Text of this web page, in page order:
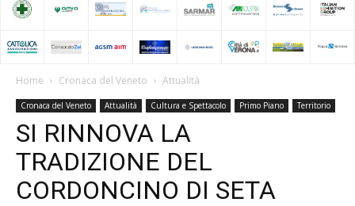
del
Veneto
Home Cronaca del Veneto Attualità
Cronaca del Veneto Attualità Cultura e Spettacolo Primo Piano Territorio
SI RINNOVA LA
TRADIZIONE DEL
CORDONCINO DI SETA